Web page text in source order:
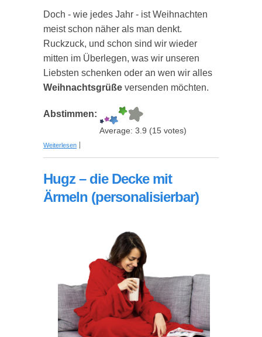
Doch - wie jedes Jahr - ist Weihnachten
meist schon näher als man denkt.
Ruckzuck, und schon sind wir wieder
mitten im Überlegen, was wir unseren
Liebsten schenken oder an wen wir alles
Weihnachtsgrüße versenden möchten.
Abstimmen:
Average: 3.9 (15 votes)
Weiterlesen über Briefpapier-Sets in Geschenkmappen - Tolle
Hugz – die Decke mit
Ärmeln (personalisierbar)